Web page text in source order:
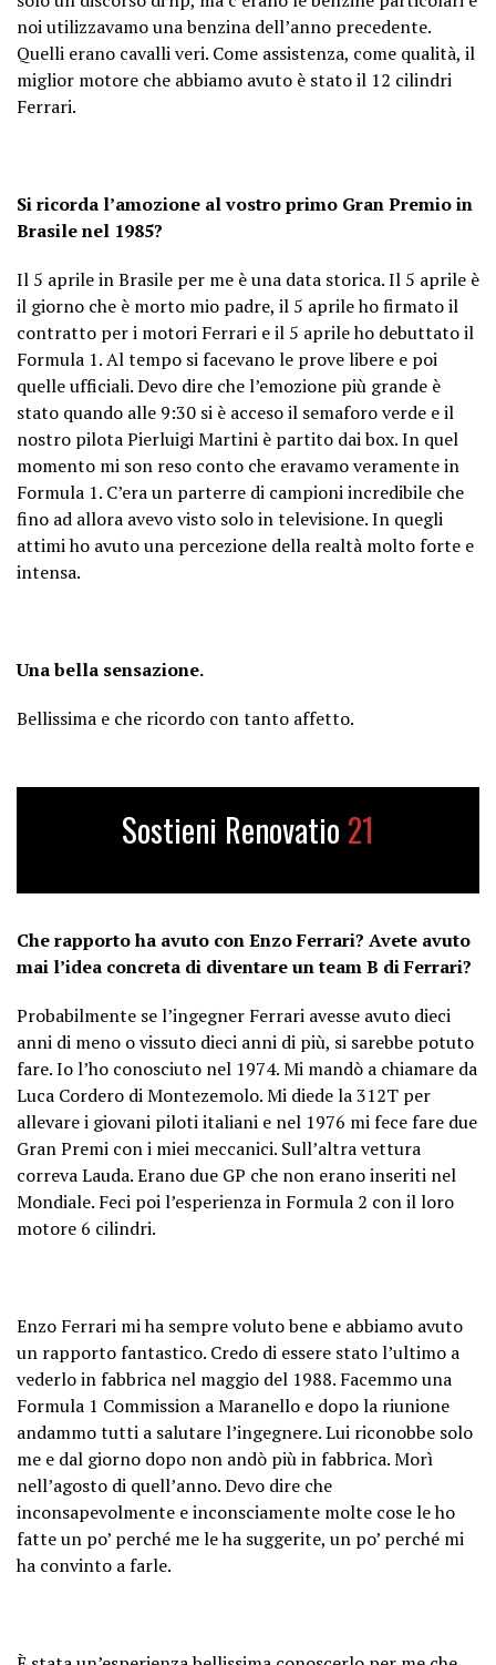
noi utilizzavamo una benzina dell’anno precedente.
Quelli erano cavalli veri. Come assistenza, come qualità, il
miglior motore che abbiamo avuto è stato il 12 cilindri
Ferrari.
Si ricorda l’amozione al vostro primo Gran Premio in
Brasile nel 1985?
Il 5 aprile in Brasile per me è una data storica. Il 5 aprile è
il giorno che è morto mio padre, il 5 aprile ho firmato il
contratto per i motori Ferrari e il 5 aprile ho debuttato il
Formula 1. Al tempo si facevano le prove libere e poi
quelle ufficiali. Devo dire che l’emozione più grande è
stato quando alle 9:30 si è acceso il semaforo verde e il
nostro pilota Pierluigi Martini è partito dai box.In quel
momento mi son reso conto che eravamo veramente in
Formula 1. C’era un parterre di campioni incredibile che
fino ad allora avevo visto solo in televisione. In quegli
attimi ho avuto una percezione della realtà molto forte e
intensa.
Una bella sensazione.
Bellissima e che ricordo con tanto affetto.
Sostieni Renovatio 21
Che rapporto ha avuto con Enzo Ferrari? Avete avuto
mai l’idea concreta di diventare un team B di Ferrari?
Probabilmente se l’ingegner Ferrari avesse avuto dieci
anni di meno o vissuto dieci anni di più, si sarebbe potuto
fare. Io l’ho conosciuto nel 1974. Mi mandò a chiamare da
Luca Cordero di Montezemolo. Mi diede la 312T per
allevare i giovani piloti italiani e nel 1976 mi fece fare due
Gran Premi con i miei meccanici. Sull’altra vettura
correva Lauda. Erano due GP che non erano inseriti nel
Mondiale. Feci poi l’esperienza in Formula 2 con il loro
motore 6 cilindri.
Enzo Ferrari mi ha sempre voluto bene e abbiamo avuto
un rapporto fantastico. Credo di essere stato l’ultimo a
vederlo in fabbrica nel maggio del 1988. Facemmo una
Formula 1 Commission a Maranello e dopo la riunione
andammo tutti a salutare l’ingegnere. Lui riconobbe solo
me e dal giorno dopo non andò più in fabbrica. Morì
nell’agosto di quell’anno. Devo dire che
inconsapevolmente e inconsciamente molte cose le ho
fatte un po’ perché me le ha suggerite, un po’ perché mi
ha convinto a farle.